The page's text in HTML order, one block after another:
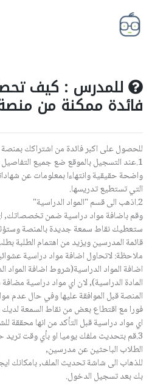
للمدرس : كيف
فائدة ممكنة من
للحصول على اكبر فائدة من اشتراكك
1.عند التسجيل بالموقع ضع جميع
واضحة حقيقية وانتهاءا بمعلومات عن
التي تستطيع تدريسها.
2.اذهب الى قسم "المواد الدراسية"
وقم باضافة مواد دراسية ضمن تخصصاتك,
ستعطيك نقاط سمعة جديدة بالمنصة
قائمة المدرسين ويزيد من اهتمام الطلبة
ملاحظة: لاتحاول اضافة مواد دراسية
اضافة المواد الدراسية(شروط اضافة
المادة الدراسية), لان اي مواد دراسية
المنصة قبل الموافقة عليها وفي حال عدم
فورا مع اقتطاع بعض من نقاط السمعة لديك
اي مواد دراسية قبل التأكد من انها محققة
3.قم بتحديث ملفك يوميا او بأي وقت
الطلاب الباحثين عن مدرسين,
للذهاب الى شاشة تحديث الملف, بامكانك
بك بعد تسجيل الدخول.